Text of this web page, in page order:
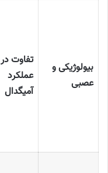
بیولوژیکی و
عصبی
تفاوت در
عملکرد
آمیگدال